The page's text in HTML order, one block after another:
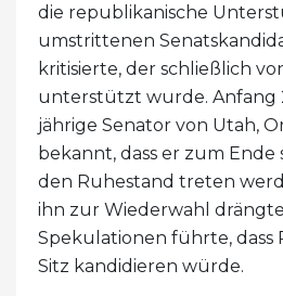
die republikanische
umstrittenen
kritisierte, der schließlich
unterstützt wurde. Anfang
jährige Senator von Utah,
bekannt, dass er zum Ende
den Ruhestand treten
ihn zur Wiederwahl
Spekulationen führte, dass
Sitz kandidieren würde.